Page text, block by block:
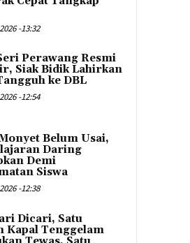
-13:32
Perawang Resmi
Siak Bidik Lahirkan
ke DBL
-12:54
Belum Usai,
Daring
Demi
Siswa
-12:38
Dicari, Satu
Kapal Tenggelam